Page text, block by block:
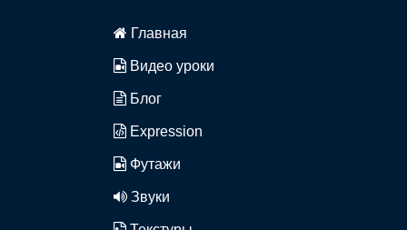
Главная
Видео уроки
Блог
Expression
Футажи
Звуки